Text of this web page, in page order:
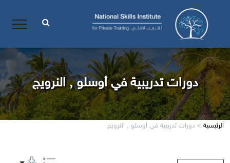
دورات تدريبية في أوسلو , النرويج
الرئيسية > دورات تدريبية في أوسلو , النرويج